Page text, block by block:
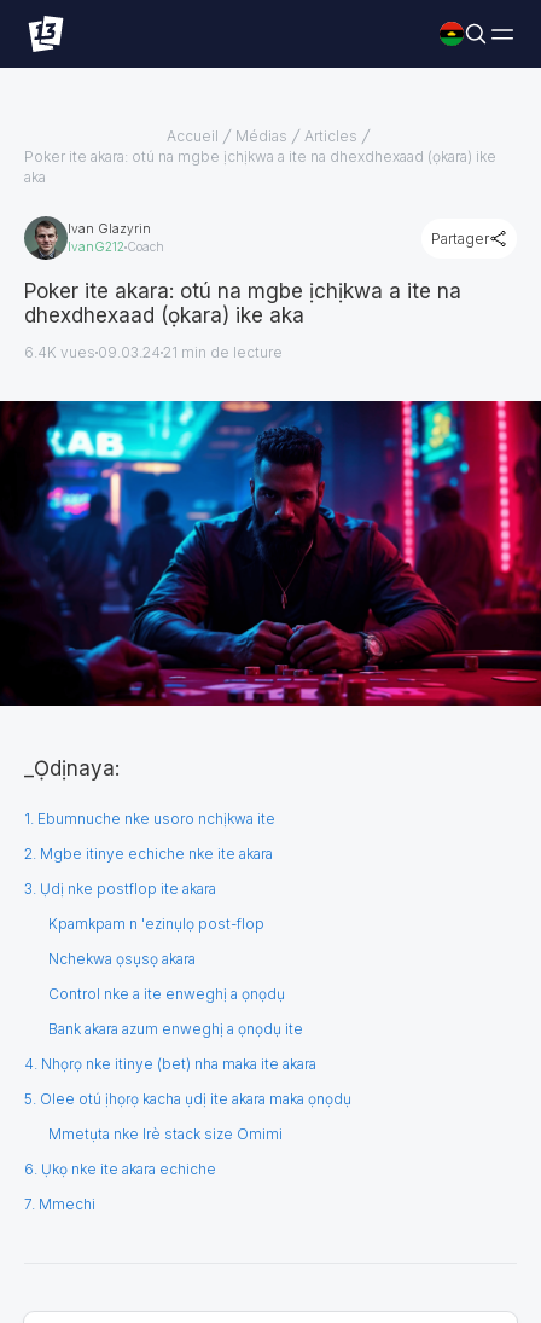
Accueil Médias
Articles
Poker ite akara: otú na mgbe ịchịkwa a ite na dhexdhexaad (ọkara) ike
aka
Ivan Glazyrin
IvanG212 Coach Partager
Poker ite akara: otú na mgbe ịchịkwa a ite na
dhexdhexaad (ọkara) ike aka
6.4K vues 09.03.24 21 min de lecture
_Ọdịnaya:
1. Ebumnuche nke usoro nchịkwa ite
2. Mgbe itinye echiche nke ite akara
3. Ụdị nke postflop ite akara
Kpamkpam n 'ezinụlọ post-flop
Nchekwa ọsụsọ akara
Control nke a ite enweghị a ọnọdụ
Bank akara azum enweghị a ọnọdụ ite
4. Nhọrọ nke itinye (bet) nha maka ite akara
5. Olee otú ịhọrọ kacha ụdị ite akara maka ọnọdụ
Mmetụta nke Irè stack size Omimi
6. Ụkọ nke ite akara echiche
7. Mmechi